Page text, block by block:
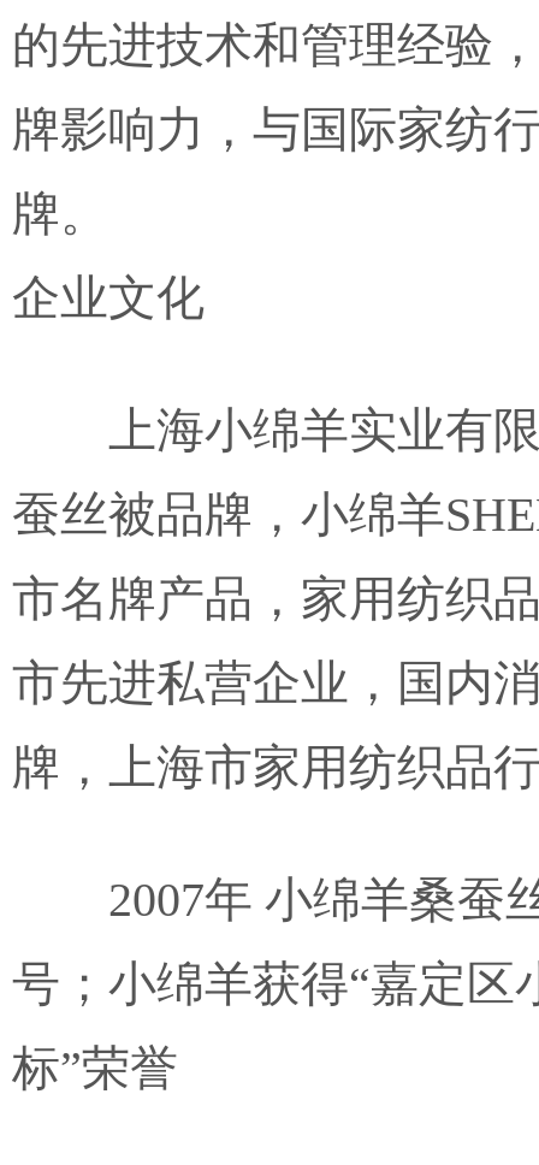
的先进技术和管理经验
牌影响力，与国际家纺
牌。
企业文化
上海小绵羊实业有
蚕丝被品牌，小绵羊
市名牌产品，家用纺织
市先进私营企业，国内
牌，上海市家用纺织品
2007年 小绵羊桑蚕
号；小绵羊获得“嘉定区
标”荣誉